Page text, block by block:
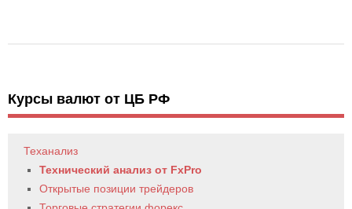
Курсы валют от ЦБ РФ
Теханализ
Технический анализ от FxPro
Открытые позиции трейдеров